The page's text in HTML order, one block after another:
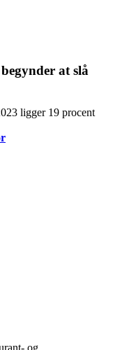
at slå
ligger 19 procent